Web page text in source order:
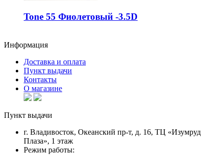
Tone 55 Фиолетовый -3.5D
Информация
Доставка и оплата
Пункт выдачи
Контакты
О магазине
Пункт выдачи
г. Владивосток, Океанский пр-т, д. 16, ТЦ «Изумруд
Плаза», 1 этаж
Режим работы: